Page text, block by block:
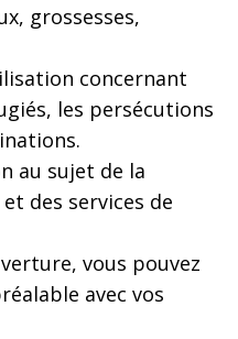
grossesses,
concernant
les persécutions
au sujet de la
des services de
vous pouvez
avec vos